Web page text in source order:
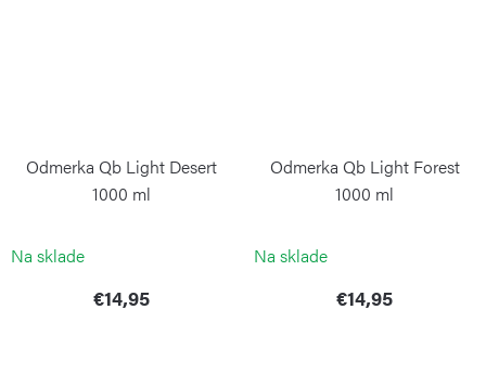
Odmerka Qb Light Desert
1000 ml
Na sklade
€14,95
Odmerka Qb Light Forest
1000 ml
Na sklade
€14,95